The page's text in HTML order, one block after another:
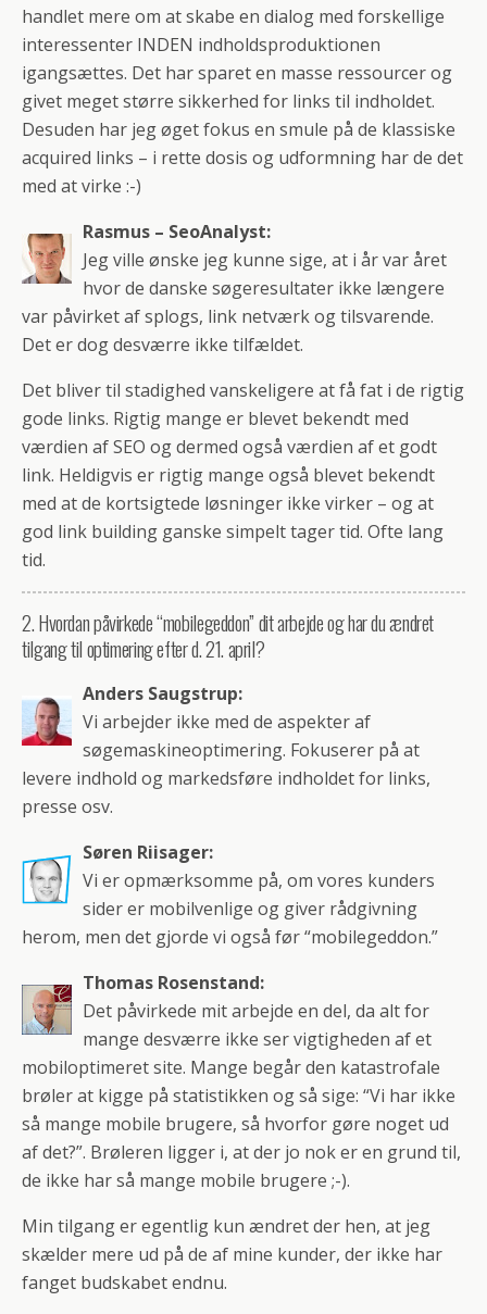
handlet mere om at skabe en dialog med forskellige
interessenter INDEN indholdsproduktionen
igangsættes. Det har sparet en masse ressourcer og
givet meget større sikkerhed for links til indholdet.
Desuden har jeg øget fokus en smule på de klassiske
acquired links – i rette dosis og udformning har de det
med at virke :-)
Rasmus – SeoAnalyst:
Jeg ville ønske jeg kunne sige, at i år var året
hvor de danske søgeresultater ikke længere
var påvirket af splogs, link netværk og tilsvarende.
Det er dog desværre ikke tilfældet.
Det bliver til stadighed vanskeligere at få fat i de rigtig
gode links. Rigtig mange er blevet bekendt med
værdien af SEO og dermed også værdien af et godt
link. Heldigvis er rigtig mange også blevet bekendt
med at de kortsigtede løsninger ikke virker – og at
god link building ganske simpelt tager tid. Ofte lang
tid.
2. Hvordan påvirkede “mobilegeddon” dit arbejde og har du ændret
tilgang til optimering efter d. 21. april?
Anders Saugstrup:
Vi arbejder ikke med de aspekter af
søgemaskineoptimering. Fokuserer på at
levere indhold og markedsføre indholdet for links,
presse osv.
Søren Riisager:
Vi er opmærksomme på, om vores kunders
sider er mobilvenlige og giver rådgivning
herom, men det gjorde vi også før “mobilegeddon.”
Thomas Rosenstand:
Det påvirkede mit arbejde en del, da alt for
mange desværre ikke ser vigtigheden af et
mobiloptimeret site. Mange begår den katastrofale
brøler at kigge på statistikken og så sige: “Vi har ikke
så mange mobile brugere, så hvorfor gøre noget ud
af det?”. Brøleren ligger i, at der jo nok er en grund til,
de ikke har så mange mobile brugere ;-).
Min tilgang er egentlig kun ændret der hen, at jeg
skælder mere ud på de af mine kunder, der ikke har
fanget budskabet endnu.